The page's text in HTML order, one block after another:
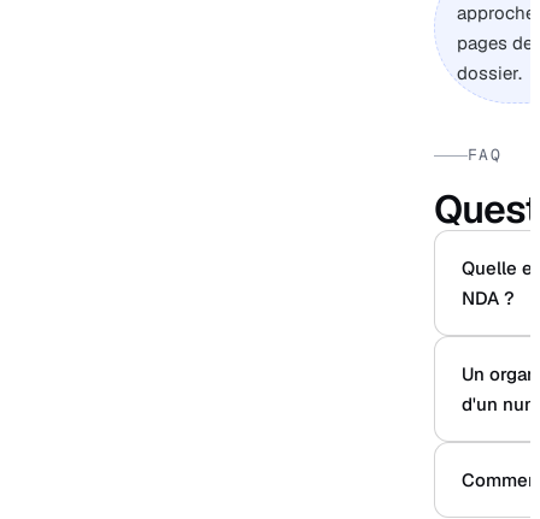
pages de
dossier.
FAQ
Quelle
NDA ?
Un
d'un